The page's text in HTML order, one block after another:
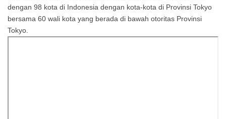
dengan 98 kota di Indonesia dengan kota-kota di Provinsi Tokyo
bersama 60 wali kota yang berada di bawah otoritas Provinsi
Tokyo.